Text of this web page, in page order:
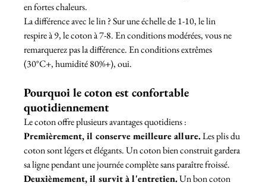
en fortes chaleurs.
La différence avec le lin ? Sur une échelle de 1-10, le lin
respire à 9, le coton à 7-8. En conditions modérées, vous ne
remarquerez pas la différence. En conditions extrêmes
(30°C+, humidité 80%+), oui.
Pourquoi le coton est confortable
quotidiennement
Le coton offre plusieurs avantages quotidiens :
Premièrement, il conserve meilleure allure. Les plis du
coton sont légers et élégants. Un coton bien construit gardera
sa ligne pendant une journée complète sans paraître froissé.
Deuxièmement, il survit à l'entretien. Un bon coton